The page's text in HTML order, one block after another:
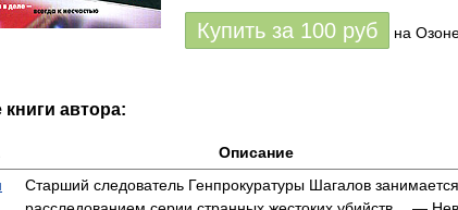
Купить за 100 руб на
книги автора:
Описание
Старший следователь Генпрокуратуры Шагалов занимается